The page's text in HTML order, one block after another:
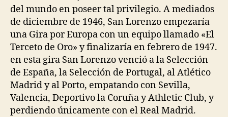
del mundo en poseer tal privilegio. A mediados
de diciembre de 1946, San Lorenzo empezaría
una Gira por Europa con un equipo llamado «El
Terceto de Oro» y finalizaría en febrero de 1947.
en esta gira San Lorenzo venció a la Selección
de España, la Selección de Portugal, al Atlético
Madrid y al Porto, empatando con Sevilla,
Valencia, Deportivo la Coruña y Athletic Club, y
perdiendo únicamente con el Real Madrid.